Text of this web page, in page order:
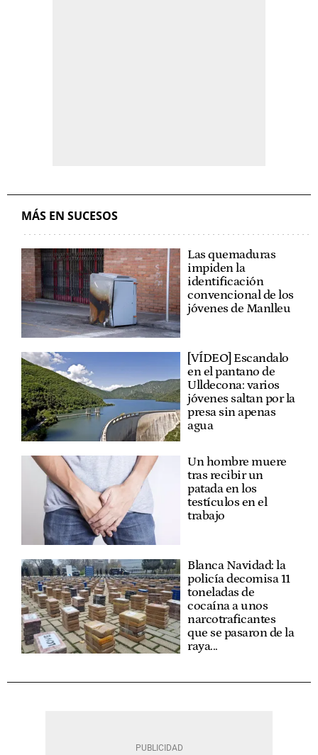
MÁS EN SUCESOS
Las quemaduras
impiden la
identificación
convencional de los
jóvenes de Manlleu
[VÍDEO] Escandalo
en el pantano de
Ulldecona: varios
jóvenes saltan por la
presa sin apenas
agua
Un hombre muere
tras recibir un
patada en los
testículos en el
trabajo
Blanca Navidad: la
policía decomisa 11
toneladas de
cocaína a unos
narcotraficantes
que se pasaron de la
raya...